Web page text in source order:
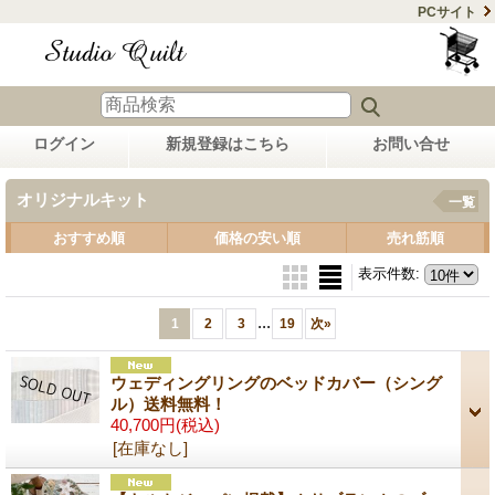
PCサイト
ログイン 新規登録はこちら お問い合せ
オリジナルキット 一覧
おすすめ順 価格の安い順 売れ筋順
表示件数:
1 2 3 ... 19 次»
ウェディングリングのベッドカバー（シング
ル）送料無料！
40,700円(税込)
[在庫なし]